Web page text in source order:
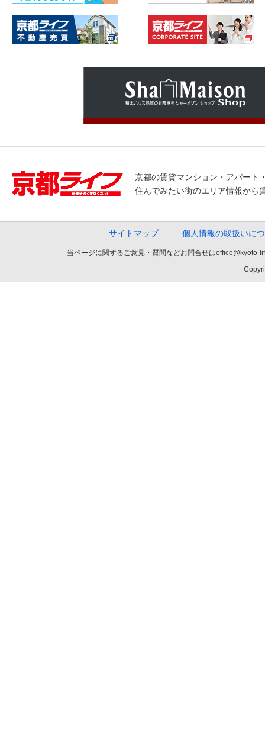
京都の賃貸マンション・アパート
住んでみたい街のエリア情報から
サイトマップ 個人情報の取扱いに
当ページに関するご意見・質問などお問合せは